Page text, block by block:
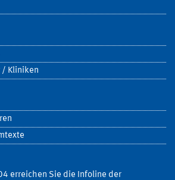
/ Kliniken
erreichen Sie die Infoline der